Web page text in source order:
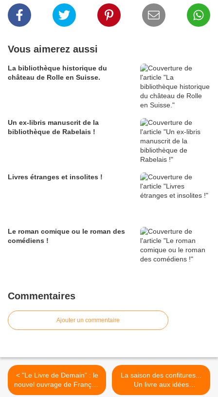
Vous aimerez aussi
La bibliothèque historique du
château de Rolle en Suisse.
Un ex-libris manuscrit de la
bibliothèque de Rabelais !
Livres étranges et insolites !
Le roman comique ou le roman des
comédiens !
Commentaires
Ajouter un commentaire
< "Le Livre de Demain" : le
nouvel ouvrage de François
Baget !
La saison des confitures...
Un livre aux idées
gourmandes ! >